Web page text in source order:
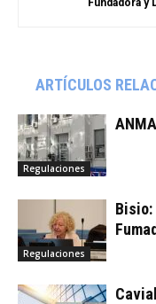
Fundadora y
ARTÍCULOS
Regulaciones
Regulaciones
Bisio: